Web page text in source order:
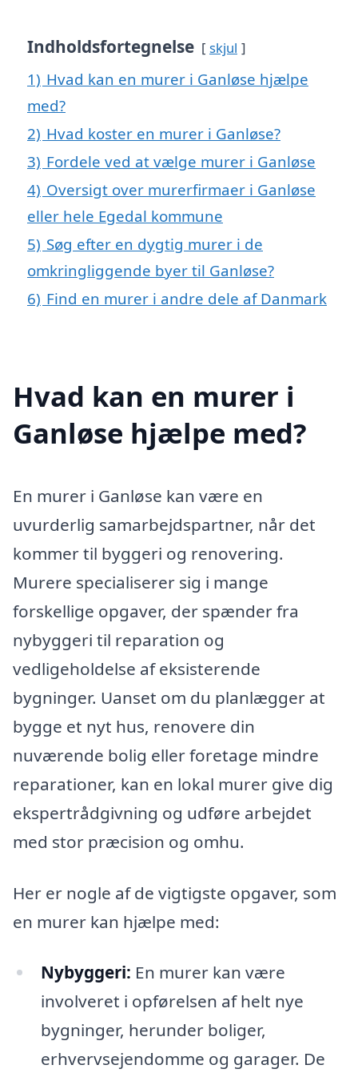
Indholdsfortegnelse skjul
1) Hvad kan en murer i Ganløse hjælpe
med?
2) Hvad koster en murer i Ganløse?
3) Fordele ved at vælge murer i Ganløse
4) Oversigt over murerfirmaer i Ganløse
eller hele Egedal kommune
5) Søg efter en dygtig murer i de
omkringliggende byer til Ganløse?
6) Find en murer i andre dele af Danmark
Hvad kan en murer i
Ganløse hjælpe med?
En murer i Ganløse kan være en
uvurderlig samarbejdspartner, når det
kommer til byggeri og renovering.
Murere specialiserer sig i mange
forskellige opgaver, der spænder fra
nybyggeri til reparation og
vedligeholdelse af eksisterende
bygninger. Uanset om du planlægger at
bygge et nyt hus, renovere din
nuværende bolig eller foretage mindre
reparationer, kan en lokal murer give dig
ekspertrådgivning og udføre arbejdet
med stor præcision og omhu.
Her er nogle af de vigtigste opgaver, som
en murer kan hjælpe med:
Nybyggeri: En murer kan være
involveret i opførelsen af helt nye
bygninger, herunder boliger,
erhvervsejendomme og garager. De